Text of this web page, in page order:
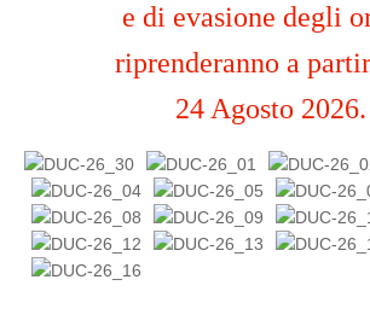
e di evasione degli
riprenderanno a
24 Agosto 2026.